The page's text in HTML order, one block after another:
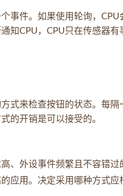
事件。如果使用轮询，
知CPU，CPU只在传感器
式来检查按钮的状态。每
的开销是可以接受的。
、外设事件频繁且不容错过
应用。决定采用哪种方式